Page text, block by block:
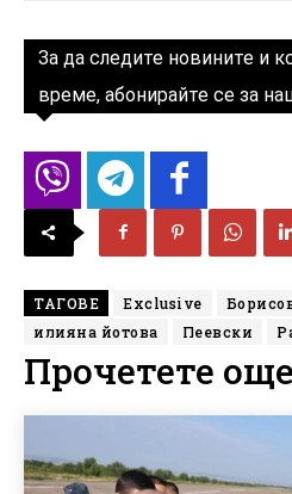
За да следите новините и
време, абонирайте се за
ТАГОВЕ Exclusive
илияна йотова
Пеевски
Прочетете още